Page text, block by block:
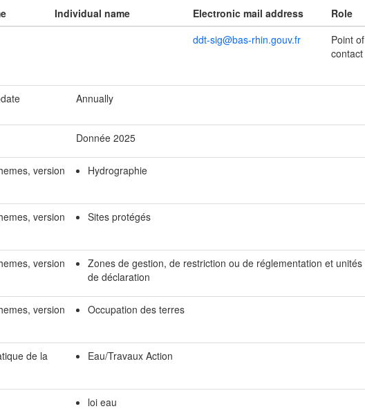
Individual name Electronic mail address
Role
ddt-sig@bas-rhin.gouv.fr
Point of
contact
Annually
Donnée 2025
version
Hydrographie
version
Sites protégés
version
Zones de gestion, de restriction ou de réglementation et unités
de déclaration
version
Occupation des terres
de la
Eau/Travaux Action
loi eau